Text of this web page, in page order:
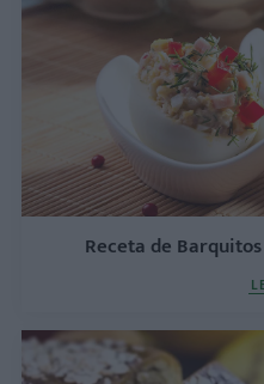
Receta de